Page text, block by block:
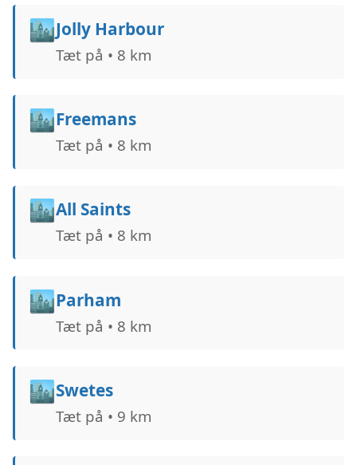
🏙️Jolly Harbour
Tæt på • 8 km
🏙️Freemans
Tæt på • 8 km
🏙️All Saints
Tæt på • 8 km
🏙️Parham
Tæt på • 8 km
🏙️Swetes
Tæt på • 9 km